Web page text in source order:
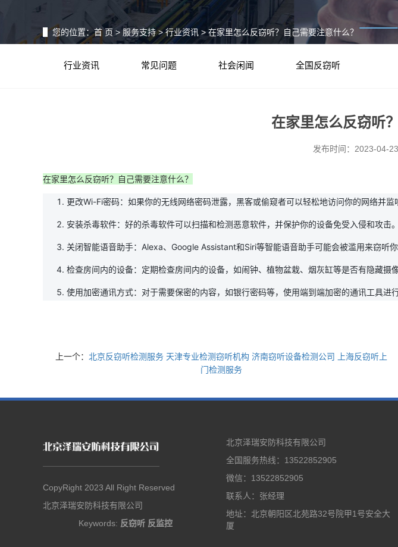
您的位置：首 页 >服务支持>行业资讯 > 在家里怎么反窃听？自己需要注意什么？
行业资讯 常见问题 社会闲闻 全国反窃听
在家里怎么反窃听
发布时间：2023-04-
在家里怎么反窃听？自己需要注意什么？
更改Wi-Fi密码：如果你的无线网络密码泄露，黑客或偷窥者可以轻松地访问你的网络并
安装杀毒软件：好的杀毒软件可以扫描和检测恶意软件，并保护你的设备免受入侵和攻击。
关闭智能语音助手：Alexa、Google Assistant和Siri等智能语音助手可能会被滥用来窃听
检查房间内的设备：定期检查房间内的设备，如闹钟、植物盆栽、烟灰缸等是否有隐藏摄
使用加密通讯方式：对于需要保密的内容，如银行密码等，使用端到端加密的通讯工具进
上一个： 北京反窃听检测服务 天津专业检测窃听机构 济南窃听设备检测公司 上海反窃听上
门检测服务
CopyRight 2023 All Right Reserved
北京泽瑞安防科技有限公司
Keywords: 反窃听 反监控
北京泽瑞安防科技有限公司
全国服务热线：13522852905
微信：13522852905
联系人：张经理
地址：北京朝阳区北苑路32号院甲1号安全大
厦